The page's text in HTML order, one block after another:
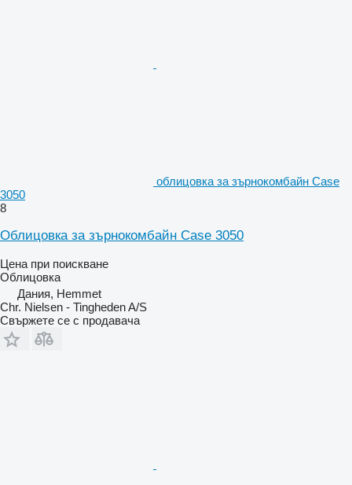
облицовка за зърнокомбайн Case
3050
8
Облицовка за зърнокомбайн Case 3050
Цена при поискване
Облицовка
Дания, Hemmet
Chr. Nielsen - Tingheden A/S
Свържете се с продавача